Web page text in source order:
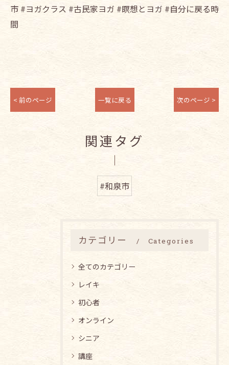
市 #ヨガクラス #古民家ヨガ #瞑想とヨガ #自分に戻る時
間
< 前のページ 一覧に戻る 次のページ >
関連タグ
#和泉市
カテゴリー Categories
全てのカテゴリー
レイキ
初心者
オンライン
シニア
講座